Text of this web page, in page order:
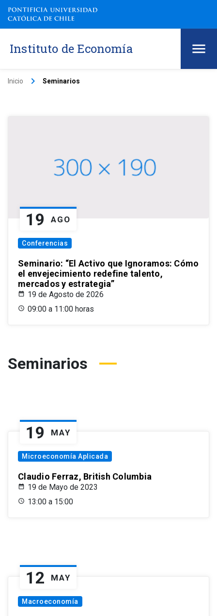
Instituto de Economía
Inicio keyboard_arrow_right Seminarios
19 AGO
Conferencias
Seminario: “El Activo que Ignoramos: Cómo
el envejecimiento redefine talento,
mercados y estrategia”
19 de Agosto de 2026
09:00 a 11:00 horas
Seminarios
19 MAY
Microeconomía Aplicada
Claudio Ferraz, British Columbia
19 de Mayo de 2023
13:00 a 15:00
12 MAY
Macroeconomía